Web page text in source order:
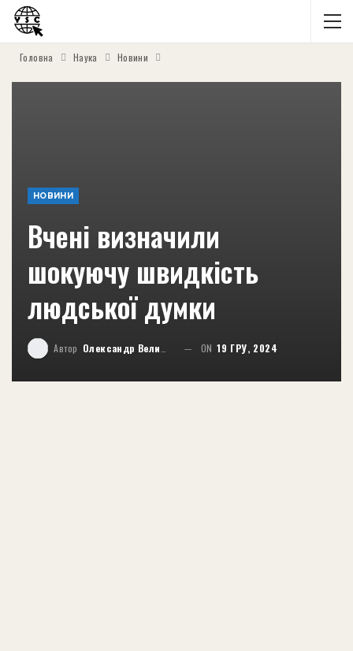
Головна Наука Новини
НОВИНИ
Вчені визначили
шокуючу швидкість
людської думки
Автор Олександр Великий ON 19 ГРУ, 2024